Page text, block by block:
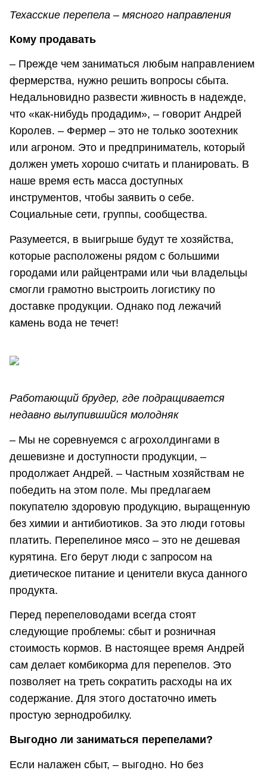
Техасские перепела – мясного направления
Кому продавать
– Прежде чем заниматься любым направлением
фермерства, нужно решить вопросы сбыта.
Недальновидно развести живность в надежде,
что «как-нибудь продадим», – говорит Андрей
Королев. – Фермер – это не только зоотехник
или агроном. Это и предприниматель, который
должен уметь хорошо считать и планировать. В
наше время есть масса доступных
инструментов, чтобы заявить о себе.
Социальные сети, группы, сообщества.
Разумеется, в выигрыше будут те хозяйства,
которые расположены рядом с большими
городами или райцентрами или чьи владельцы
смогли грамотно выстроить логистику по
доставке продукции. Однако под лежачий
камень вода не течет!
Работающий брудер, где подращивается
недавно вылупившийся молодняк
– Мы не соревнуемся с агрохолдингами в
дешевизне и доступности продукции, –
продолжает Андрей. – Частным хозяйствам не
победить на этом поле. Мы предлагаем
покупателю здоровую продукцию, выращенную
без химии и антибиотиков. За это люди готовы
платить. Перепелиное мясо – это не дешевая
курятина. Его берут люди с запросом на
диетическое питание и ценители вкуса данного
продукта.
Перед перепеловодами всегда стоят
следующие проблемы: сбыт и розничная
стоимость кормов. В настоящее время Андрей
сам делает комбикорма для перепелов. Это
позволяет на треть сократить расходы на их
содержание. Для этого достаточно иметь
простую зернодробилку.
Выгодно ли заниматься перепелами?
Если налажен сбыт, – выгодно. Но без